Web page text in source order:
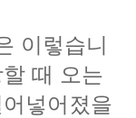
이렇습니
때 오는
넣어졌을